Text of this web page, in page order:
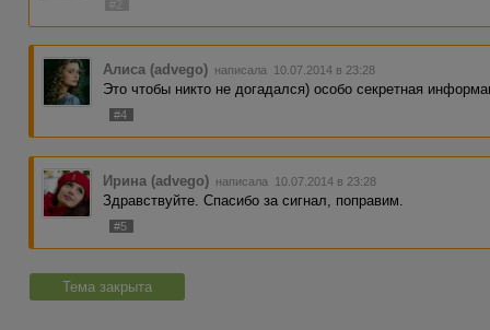
#2
Алиса (advego) написала 10.07.2014 в 23:28
Это чтобы никто не догадался) особо секретная
#4
Ирина (advego) написала 10.07.2014 в 23:28
Здравствуйте. Спасибо за сигнал, поправим.
#5
Тема закрыта